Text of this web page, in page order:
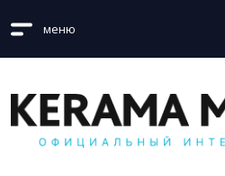
меню